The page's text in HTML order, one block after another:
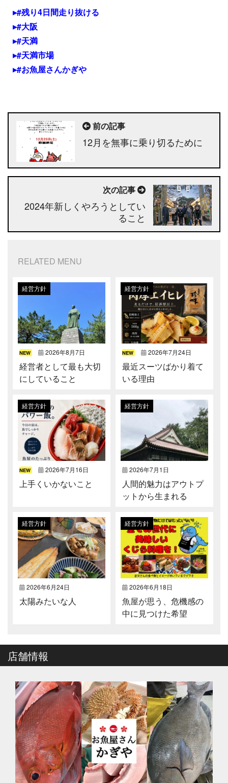
#残り4日間走り抜ける
#大阪
#天満
#天満市場
#お魚屋さんかぎや
前の記事
12月を無事に乗り切るために
次の記事
2024年新しくやろうとしてい
ること
RELATED MENU
経営方針
NEW 2026年8月7日
経営者として最も大切
にしていること
経営方針
NEW 2026年7月24日
最近スーツばかり着て
いる理由
経営方針
NEW 2026年7月16日
上手くいかないこと
経営方針
2026年7月1日
人間的魅力はアウトプ
ットから生まれる
経営方針
2026年6月24日
太陽みたいな人
経営方針
2026年6月18日
魚屋が思う、危機感の
中に見つけた希望
店舗情報